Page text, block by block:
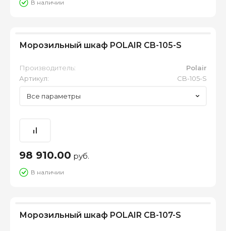
В наличии
Морозильный шкаф POLAIR CB-105-S
Производитель:
Polair
Артикул:
CB-105-S
Все параметры
98 910.00 руб.
В наличии
Морозильный шкаф POLAIR CB-107-S